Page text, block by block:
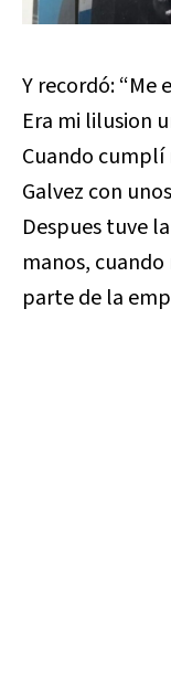
Y recordó: “Me
Era mi lilusion
Cuando cumplí
Galvez con
Despues tuve
manos,
parte de la